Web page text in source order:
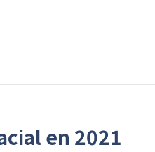
en 2021